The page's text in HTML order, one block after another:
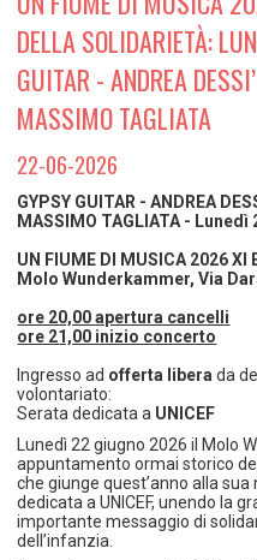
RAPPORTI UTENZA
Coordinamento Provinciale
DELLA SOLIDARIETÀ:
GUITAR - ANDREA
MASSIMO TAGLIATA
22-06-2026
GYPSY GUITAR - ANDREA
MASSIMO TAGLIATA -
UN FIUME DI MUSICA 2026 XI
Molo Wunderkammer, Via
ore 20,00 apertura cancelli
ore 21,00 inizio concerto
Ingresso ad offerta libera da
volontariato:
Serata dedicata a UNICEF
Lunedì 22 giugno 2026 il Molo
appuntamento ormai storico
che giunge quest’anno alla
dedicata a UNICEF, unendo la
importante messaggio di
dell’infanzia.